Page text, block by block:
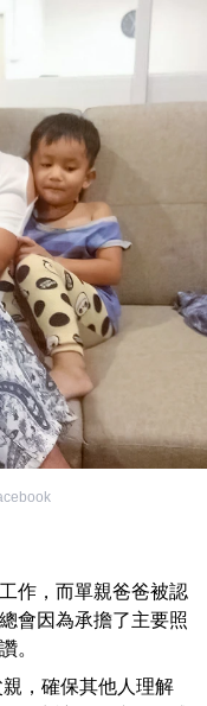
作，而單親爸爸被認
會因為承擔了主要照
。
，確保其他人理解